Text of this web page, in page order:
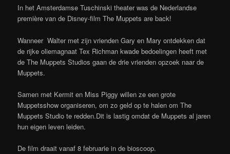
In het Amsterdamse Tuschinski theater was de Nederlandse
première van de Disney-film The Muppets are back!
Wanneer Walter met zijn vrienden Gary en Mary ontdekken dat
de rijke oliemagnaat Tex Richman kwade bedoelingen heeft met
de The Muppets Studios gaan de drie vrienden opzoek naar de
Muppets.
Samen met Kermit en Miss Piggy willen ze een grote
Muppetsshow organiseren, om zo geld op te halen om The
Muppets Studio te redden.Dit is lastig omdat de Muppets al jaren
hun eigen leven leiden.
De film draait vanaf 8 februarie in de bioscoop.